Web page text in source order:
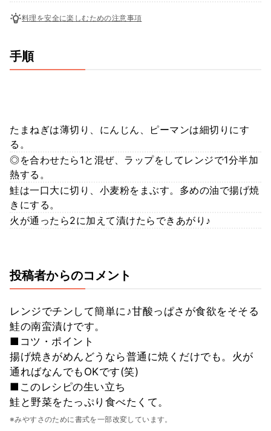
料理を安全に楽しむための注意事項
手順
たまねぎは薄切り、にんじん、ピーマンは細切りにす
る。
◎を合わせたら1と混ぜ、ラップをしてレンジで1分半加
熱する。
鮭は一口大に切り、小麦粉をまぶす。多めの油で揚げ焼
きにする。
火が通ったら2に加えて漬けたらできあがり♪
投稿者からのコメント
レンジでチンして簡単に♪甘酸っぱさが食欲をそそる
鮭の南蛮漬けです。
■コツ・ポイント
揚げ焼きがめんどうなら普通に焼くだけでも。火が
通ればなんでもOKです(笑)
■このレシピの生い立ち
鮭と野菜をたっぷり食べたくて。
※みやすさのために書式を一部改変しています。